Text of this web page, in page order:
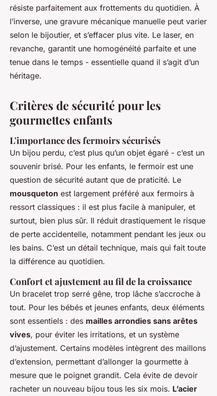
résiste parfaitement aux frottements du quotidien. À
l’inverse, une gravure mécanique manuelle peut varier
selon le bijoutier, et s’effacer plus vite. Le laser, en
revanche, garantit une homogénéité parfaite et une
tenue dans le temps - essentielle quand il s’agit d’un
héritage.
Critères de sécurité pour les
gourmettes enfants
L'importance des fermoirs sécurisés
Un bijou perdu, c’est plus qu’un objet égaré - c’est un
souvenir brisé. Pour les enfants, le fermoir est une
question de sécurité autant que de praticité. Le
mousqueton est largement préféré aux fermoirs à
ressort classiques : il est plus facile à manipuler, et
surtout, bien plus sûr. Il réduit drastiquement le risque
de perte accidentelle, notamment pendant les jeux ou
les bains. C’est un détail technique, mais qui fait toute
la différence au quotidien.
Confort et ajustement au fil de la croissance
Un bracelet trop serré gêne, trop lâche s’accroche à
tout. Pour les bébés et jeunes enfants, deux éléments
sont essentiels : des mailles arrondies sans arêtes
vives, pour éviter les irritations, et un système
d’ajustement. Certains modèles intègrent des maillons
d’extension, permettant d’allonger la gourmette à
mesure que le poignet grandit. Cela évite de devoir
racheter un nouveau bijou tous les six mois. L’acier